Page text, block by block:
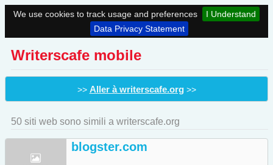
We use cookies to track usage and preferences
I Understand
Data Privacy Statement
Writerscafe mobile
>> Aller à writerscafe.org>>
50 siti web sono simili a writerscafe.org
blogster.com